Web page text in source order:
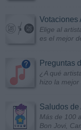
Votaciones
Elige al
es el mejor
Preguntas
¿A qué
hizo la mejor
Saludos de
Más de 100
Bon Jovi,